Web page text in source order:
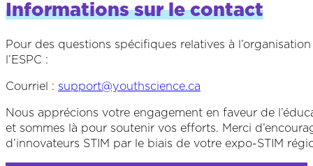
Informations sur le contact
Pour des questions spécifiques relatives à
l’ESPC :
Courriel : support@youthscience.ca
Nous apprécions votre engagement en faveur de
et sommes là pour soutenir vos efforts. Merci
d’innovateurs STIM par le biais de votre expo-STIM